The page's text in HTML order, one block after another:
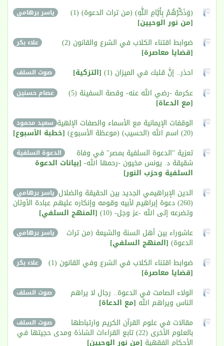
ياسر برهامي (وَذَكِّرْهُمْ بِأَيَّامِ اللَّهِ) (من تراث الدعوة) (1)
[من نور الوحيين]
علاء بكر ضوابط اقتناء الكلاب في الشرع والقانون (2)
[قضايا معاصرة]
صوت السلف احذر.. إنَّ قلبك في الميزان (1) [التزكية]
عصام حسنين عكرمة -رضي الله عنه- وقصة السفينة (5)
[مع الدعاة]
سعيد محمود الوقفات الإيمانية مع الأسماء والصفات الإلهية
(20) اسم الله (الحسيب) (موعظة الأسبوع) [خطبة الأسبوع]
الدعوة السلفية تعزية "الدعوة السلفية بمصر" في وفاة
شقيقة د. يونس مخيون -رحمها الله- [بيانات الدعوة
السلفية وحزب النور]
ياسر برهامي الدين الإبراهيمي الجديد بين الحقيقة والضلال
(260) دعوة إبراهيم لأبيه وقومه وإنكاره عليهم عبادة الأوثان
وتضرعه إلى الله -عز وجل- (10) [المنهج السلفي]
ياسر برهامي عاشوراء بين أهل السنة والشيعة (من تراث
الدعوة) [المنهج السلفي]
علاء بكر ضوابط اقتناء الكلاب في الشرع وفي القانون (1)
[قضايا معاصرة]
صوت السلف الولاء الصامت في الدعوة.. رجال لا يراهم
الناس ويراهم الله [مع الدعاة]
صوت السلف مقالات في علوم القرآن الكريم وارتباطها
بالعلوم الأخرى (22) تابع القراءات الشاذة ومدى حجيتها في
الأحكام الفقهية [من نور الوحيين]